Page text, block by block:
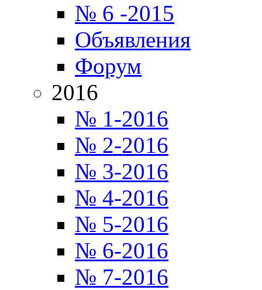
№ 6 -2015
Объявления
Форум
2016
№ 1-2016
№ 2-2016
№ 3-2016
№ 4-2016
№ 5-2016
№ 6-2016
№ 7-2016